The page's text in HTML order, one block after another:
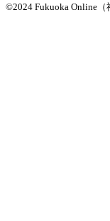
©2024 Fukuoka Online（